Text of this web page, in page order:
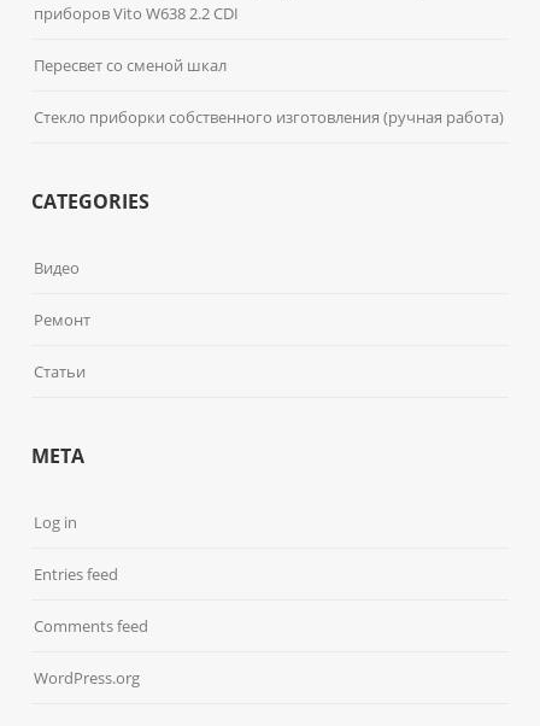
приборов Vito W638 2.2 CDI
Пересвет со сменой шкал
Стекло приборки собственного изготовления (ручная работа)
CATEGORIES
Видео
Ремонт
Статьи
META
Log in
Entries feed
Comments feed
WordPress.org